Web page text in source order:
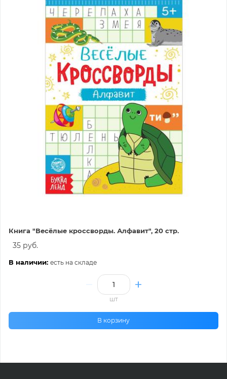
Книга "Весёлые кроссворды. Алфавит", 20 стр.
35 руб.
В наличии: есть на складе
шт
В корзину